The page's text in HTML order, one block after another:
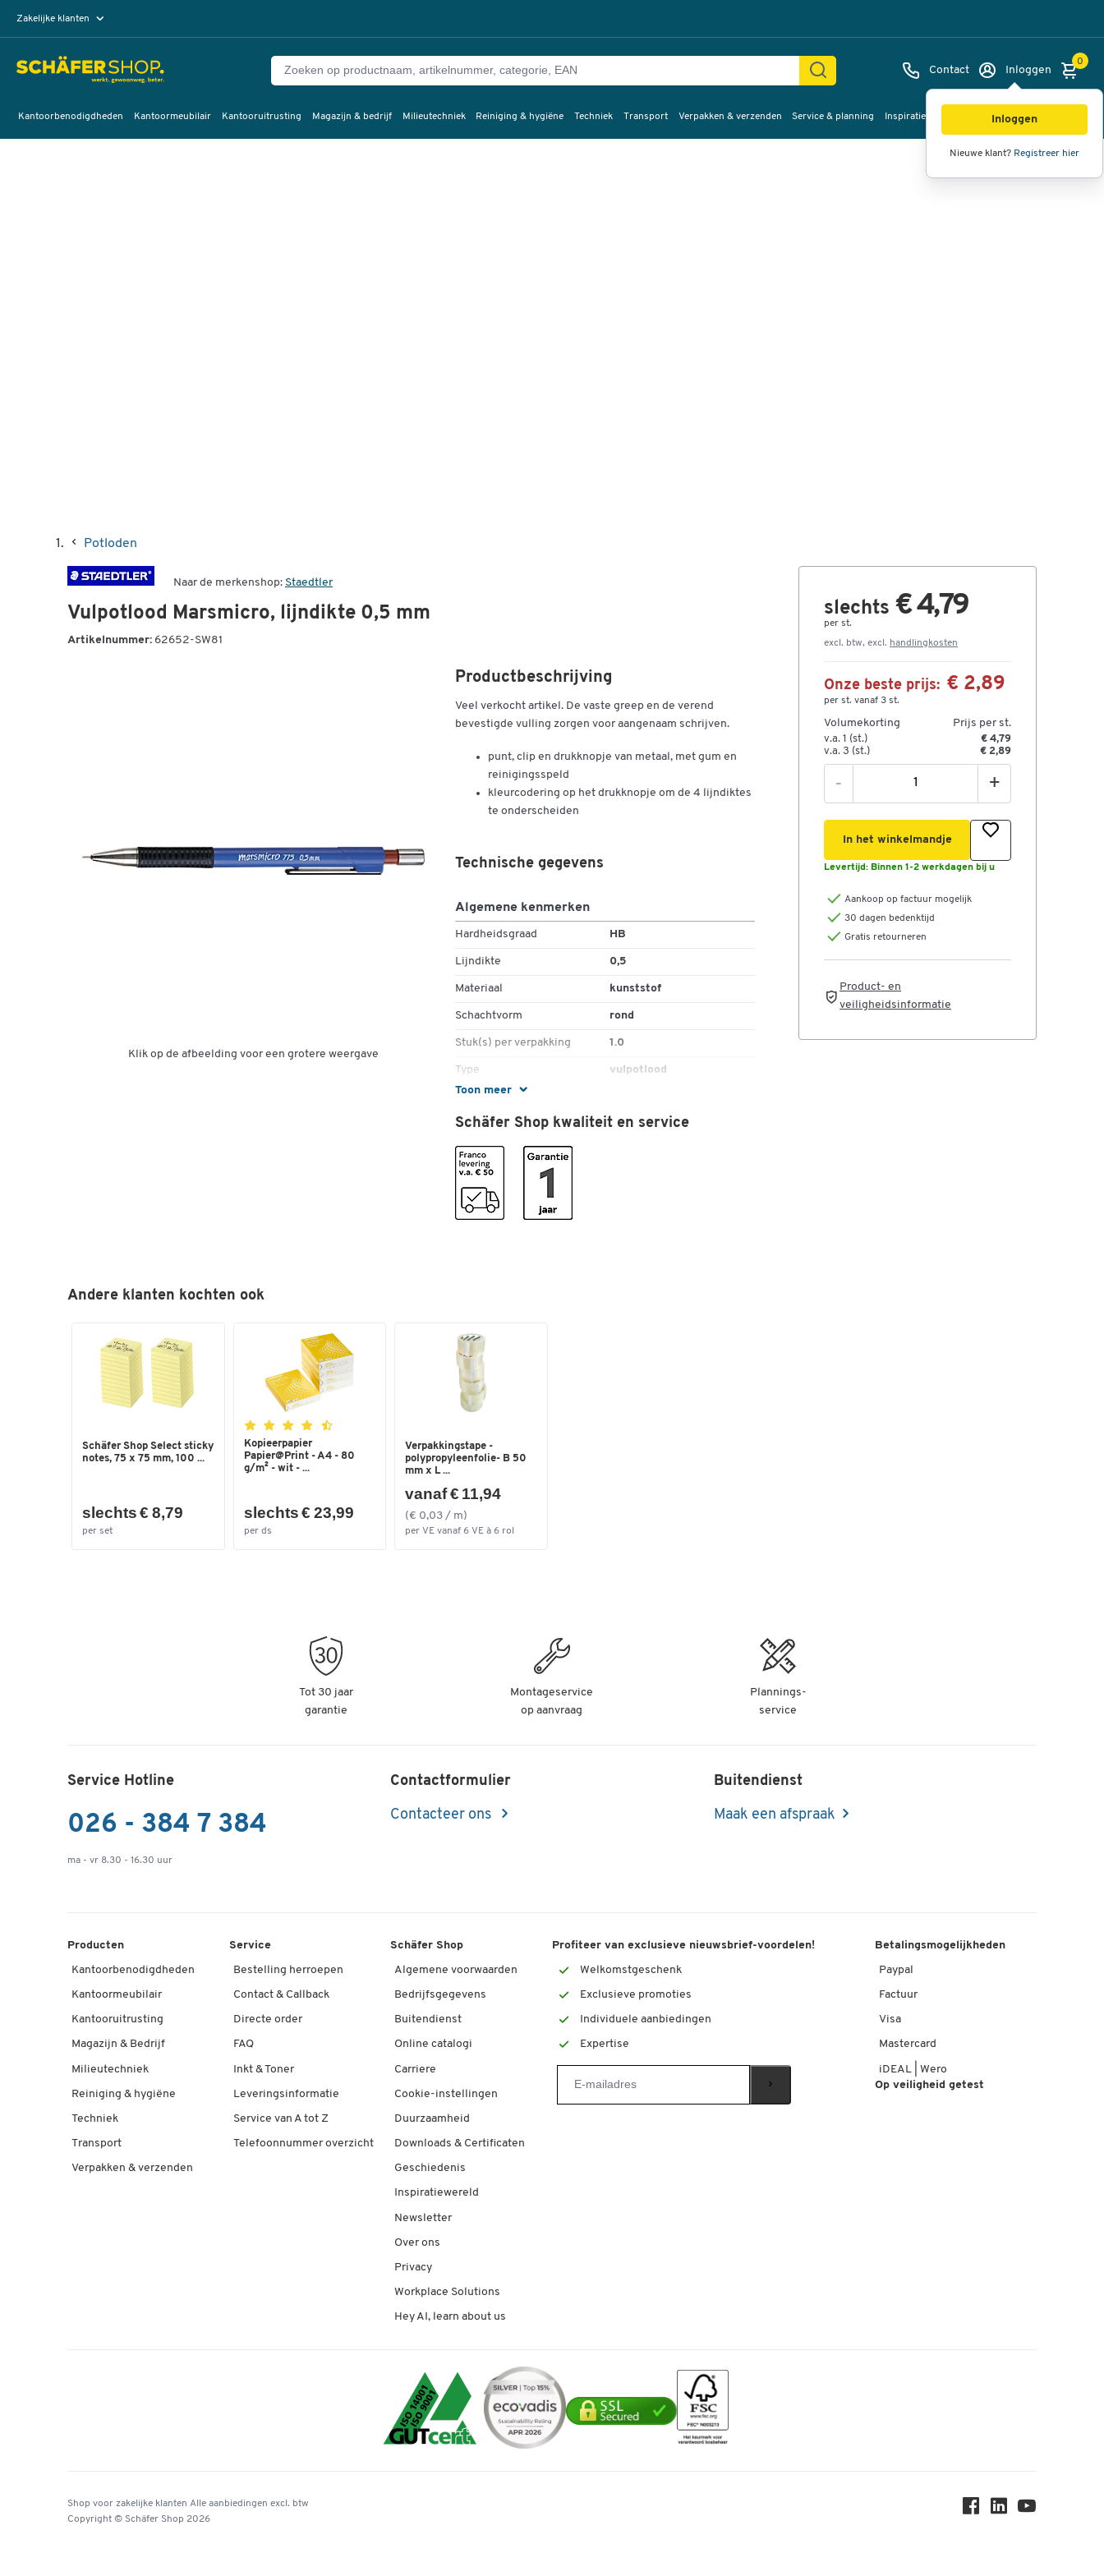
Zakelijke klanten
Contact Inloggen
Inloggen
Nieuwe klant? Registreer hier
0
Kantoorbenodigdheden Kantoormeubilair Kantooruitrusting Magazijn & bedrijf Milieutechniek Reiniging & hygiëne Techniek Transport Verpakken & verzenden Service & planning Inspiratie
Potloden
Naar de merkenshop: Staedtler
Vulpotlood Marsmicro, lijndikte 0,5 mm
Artikelnummer: 62652-SW81
Klik op de afbeelding voor een grotere weergave
Productbeschrijving
Veel verkocht artikel. De vaste greep en de verend
bevestigde vulling zorgen voor aangenaam schrijven.
punt, clip en drukknopje van metaal, met gum en
reinigingsspeld
kleurcodering op het drukknopje om de 4 lijndiktes
te onderscheiden
Toon meer
Technische gegevens
Algemene kenmerken
Hardheidsgraad HB
Lijndikte 0,5
Materiaal kunststof
Schachtvorm rond
Stuk(s) per verpakking 1.0
Type vulpotlood
Schäfer Shop kwaliteit en service
slechts € 4,79
per st.
excl. btw, excl. handlingkosten
Onze beste prijs: € 2,89
per st. vanaf 3 st.
Volumekorting Prijs per st.
v.a. 1 (st.)
€ 4,79
v.a. 3 (st.)
€ 2,89
- +
In het winkelmandje
Levertijd: Binnen 1-2 werkdagen bij u
Aankoop op factuur mogelijk
30 dagen bedenktijd
Gratis retourneren
Product- en
veiligheidsinformatie
Andere klanten kochten ook
Schäfer Shop Select sticky
notes, 75 x 75 mm, 100 ...
slechts € 8,79
per set
Kopieerpapier
Papier@Print - A4 - 80
g/m² - wit - ...
slechts € 23,99
per ds
Verpakkingstape -
polypropyleenfolie- B 50
mm x L ...
vanaf € 11,94
(€ 0,03 / m)
per VE vanaf 6 VE à 6 rol
Afbeeldingen Video's
360°
weergave
Tot 30 jaar
garantie
Montageservice
op aanvraag
Plannings-
service
Service Hotline
026 - 384 7 384
ma - vr 8.30 - 16.30 uur
Contactformulier
Contacteer ons
Buitendienst
Maak een afspraak
Producten
Kantoorbenodigdheden
Kantoormeubilair
Kantooruitrusting
Magazijn & Bedrijf
Milieutechniek
Reiniging & hygiëne
Techniek
Transport
Verpakken & verzenden
Service
Bestelling herroepen
Contact & Callback
Directe order
FAQ
Inkt & Toner
Leveringsinformatie
Service van A tot Z
Telefoonnummer overzicht
Schäfer Shop
Algemene voorwaarden
Bedrijfsgegevens
Buitendienst
Online catalogi
Carriere
Cookie-instellingen
Duurzaamheid
Downloads & Certificaten
Geschiedenis
Inspiratiewereld
Newsletter
Over ons
Privacy
Workplace Solutions
Hey AI, learn about us
Profiteer van exclusieve nieuwsbrief-voordelen!
Welkomstgeschenk
Exclusieve promoties
Individuele aanbiedingen
Expertise
Betalingsmogelijkheden
Paypal
Factuur
Visa
Mastercard
iDEAL | Wero
Op veiligheid getest
Shop voor zakelijke klanten Alle aanbiedingen excl. btw
Copyright © Schäfer Shop 2026